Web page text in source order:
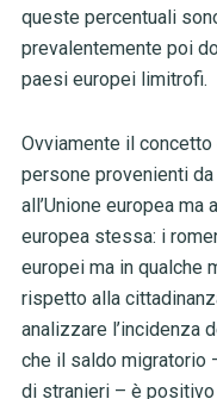
queste percentuali
prevalentemente poi
paesi europei limitrofi.
Ovviamente il
persone provenienti
all’Unione europea ma
europea stessa: i
europei ma in qualche
rispetto alla
analizzare l’incidenza
che il saldo migratorio
di stranieri – è